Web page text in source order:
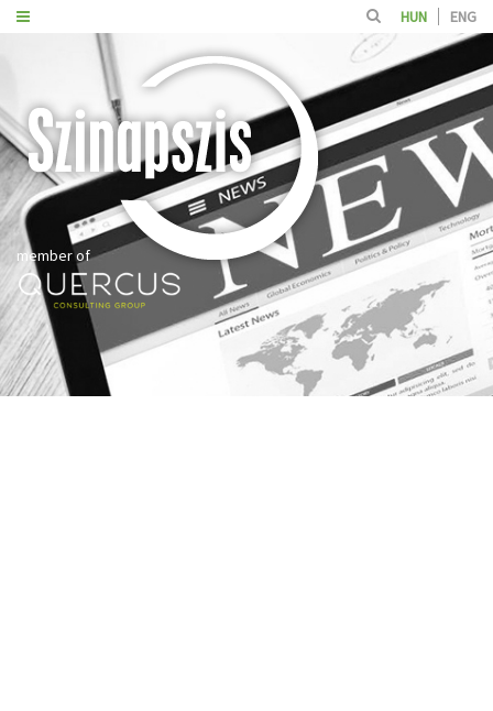
HUN ENG
member of